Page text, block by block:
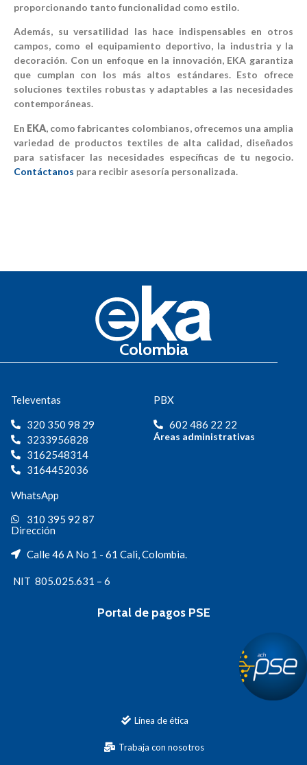
proporcionando tanto funcionalidad como estilo.
Además, su versatilidad las hace indispensables en otros
campos, como el equipamiento deportivo, la industria y la
decoración. Con un enfoque en la innovación, EKA garantiza
que cumplan con los más altos estándares. Esto ofrece
soluciones textiles robustas y adaptables a las necesidades
contemporáneas.
En EKA, como fabricantes colombianos, ofrecemos una amplia
variedad de productos textiles de alta calidad, diseñados
para satisfacer las necesidades específicas de tu negocio.
Contáctanos para recibir asesoría personalizada.
Colombia
Televentas
320 350 98 29
3233956828
3162548314
3164452036
WhatsApp
310 395 92 87
PBX
602 486 22 22
Áreas administrativas
Dirección
Calle 46 A No 1 - 61 Cali, Colombia.
NIT 805.025.631 – 6
Portal de pagos PSE
Línea de ética
Trabaja con nosotros